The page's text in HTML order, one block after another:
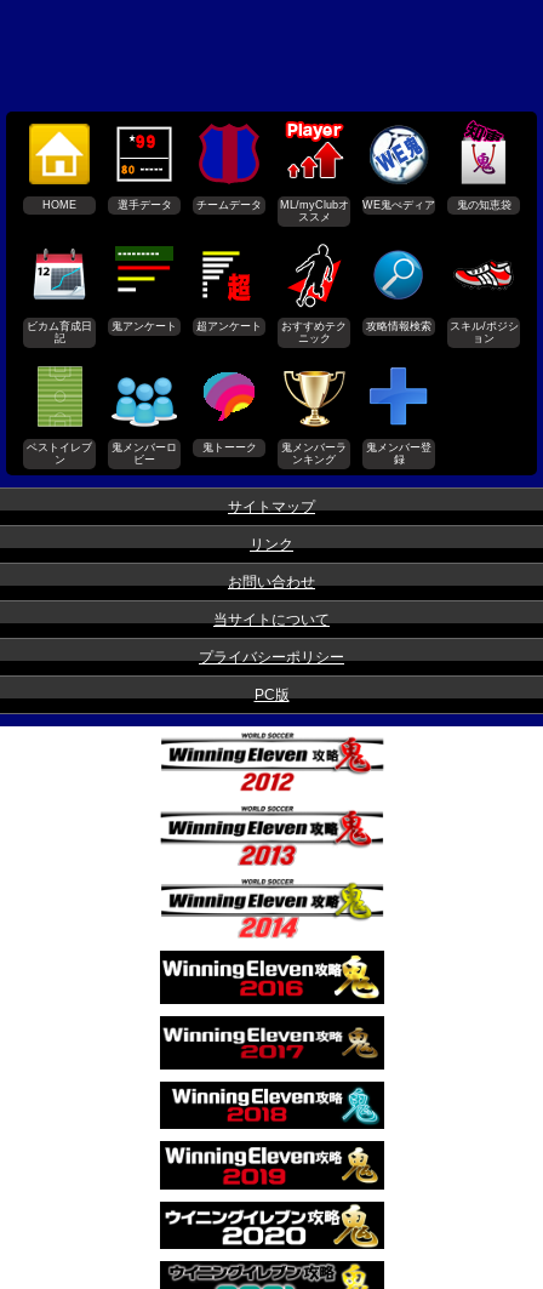
HOME 選手データ チームデータ
ML/myClubオ
ススメ
WE鬼ぺディア 鬼の知恵袋
ビカム育成日
記
鬼アンケート 超アンケート
おすすめテク
ニック
攻略情報検索
スキル/ポジシ
ョン
ベストイレブ
ン
鬼メンバーロ
ビー
鬼トーーク
鬼メンバーラ
ンキング
鬼メンバー登
録
サイトマップ
リンク
お問い合わせ
当サイトについて
プライバシーポリシー
PC版